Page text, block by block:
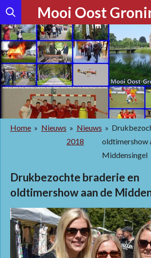
Ga
direct
naar
de
hoofdinhoud
Mooi Oost
Home » Nieuws » Nieuws
2018
»
oldtimershow
Middensingel
Drukbezochte braderie en
oldtimershow aan de